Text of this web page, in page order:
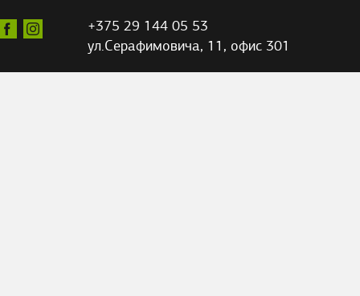
+375 29 144 05 53
ул.Серафимовича, 11, офис 301